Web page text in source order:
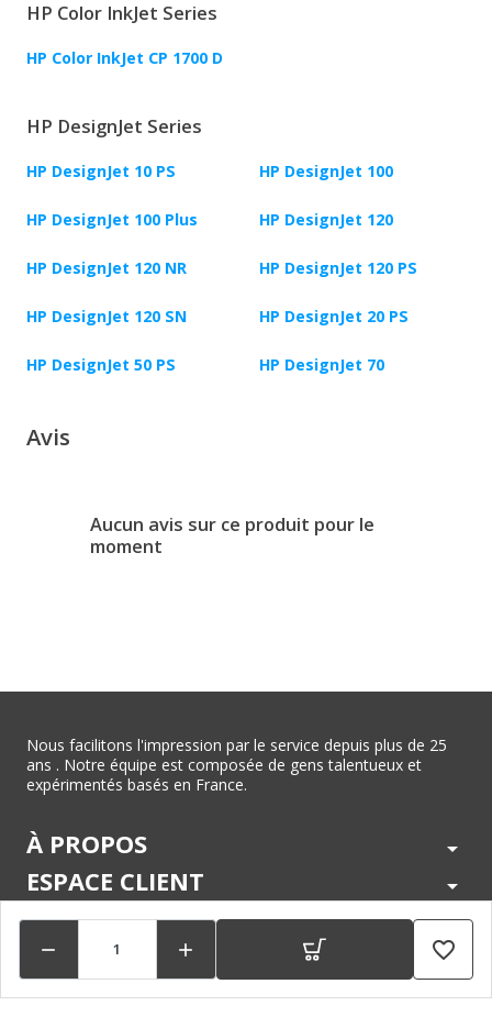
  favorite_border
HP Color InkJet Series
HP Color InkJet CP 1700 D
HP DesignJet Series
HP DesignJet 10 PS HP DesignJet 100
HP DesignJet 100 Plus HP DesignJet 120
HP DesignJet 120 NR HP DesignJet 120 PS
HP DesignJet 120 SN HP DesignJet 20 PS
HP DesignJet 50 PS HP DesignJet 70
Avis
Aucun avis sur ce produit pour le
moment
Nous facilitons l'impression par le service depuis plus de 25
ans . Notre équipe est composée de gens talentueux et
expérimentés basés en France.
À PROPOS arrow_drop_down
ESPACE CLIENT arrow_drop_down
CENTRE D'AIDE arrow_drop_down
LÉGAL arrow_drop_down
MARQUES arrow_drop_down